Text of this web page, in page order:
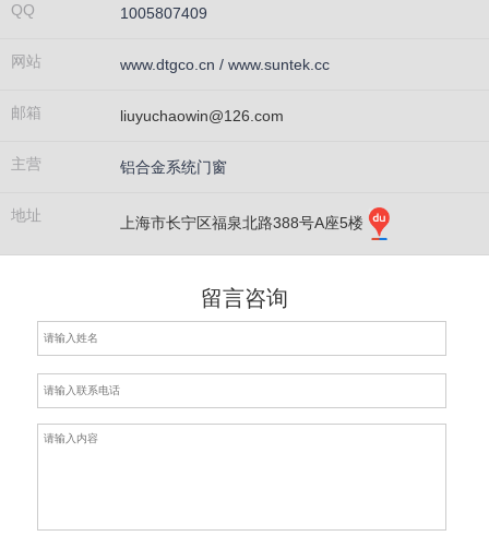
QQ 1005807409
网站 www.dtgco.cn / www.suntek.cc
邮箱 liuyuchaowin@126.com
主营 铝合金系统门窗
地址 上海市长宁区福泉北路388号A座5楼
留言咨询